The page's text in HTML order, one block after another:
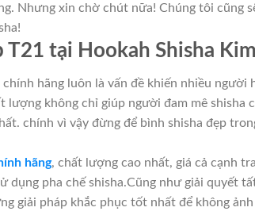
Nhưng xin chờ chút nữa! Chúng tôi cũng
T21 tại Hookah Shisha
hãng luôn là vấn đề khiến nhiều
lượng không chỉ giúp người đam mê shisha
chính vì vậy đừng để bình shisha đẹp
hãng, chất lượng cao nhất, giá cả cạnh
pha chế shisha.Cũng như giải quyết
giải pháp khắc phục tốt nhất để không